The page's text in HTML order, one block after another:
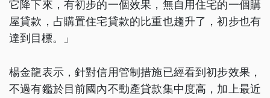
它降下來，有初步的一個效果，無自用住宅的一個購
屋貸款，占購置住宅貸款的比重也趨升了，初步也有
達到目標。」
楊金龍表示，針對信用管制措施已經看到初步效果，
不過有鑑於目前國內不動產貸款集中度高，加上最近